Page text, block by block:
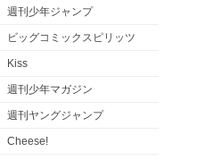
週刊少年ジャンプ
ビッグコミックスピリッツ
Kiss
週刊少年マガジン
週刊ヤングジャンプ
Cheese!